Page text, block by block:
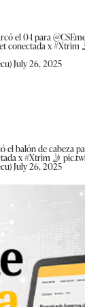
el 0-1 para
conectada x#Xtrim
July 26, 2025
el balón de cabeza
x#Xtrim 🤳
July 26, 2025